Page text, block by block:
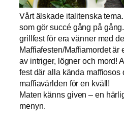
Vårt älskade italitenska
som gör succé gång på
grillfest för era vänner med
Maffiafesten/Maffiamordet är
av intriger, lögner och mord!
fest där alla kända maffiosos
maffiavärlden för en kväll!
Maten känns given – en
menyn.